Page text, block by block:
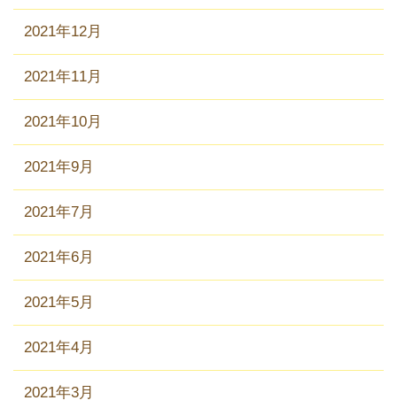
2021年12月
2021年11月
2021年10月
2021年9月
2021年7月
2021年6月
2021年5月
2021年4月
2021年3月